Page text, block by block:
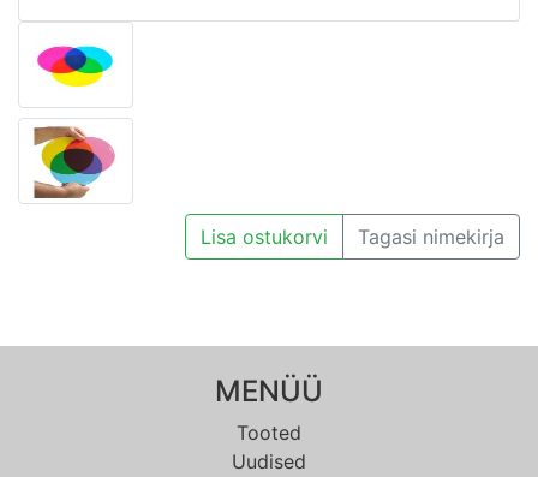
Lisa ostukorvi Tagasi nimekirja
MENÜÜ
Tooted
Uudised